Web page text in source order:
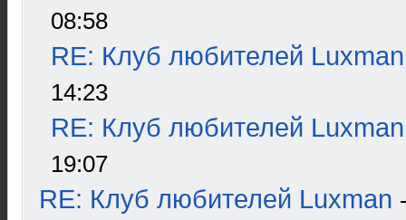
08:58
RE: Клуб любителей Luxman
14:23
RE: Клуб любителей Luxman
19:07
RE: Клуб любителей Luxman